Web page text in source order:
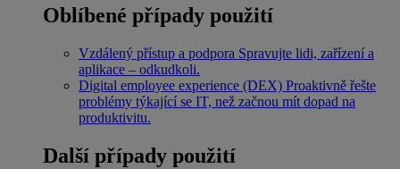
Oblíbené případy použití
Vzdálený přístup a podpora Spravujte lidi, zařízení a
aplikace – odkudkoli.
Digital employee experience (DEX) Proaktivně řešte
problémy týkající se IT, než začnou mít dopad na
produktivitu.
Další případy použití